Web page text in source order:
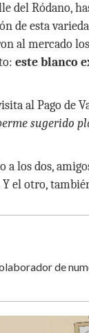
del Ródano,
de esta
al mercado
este blanco
al Pago de
sugerido
a los dos,
Y el otro,
de